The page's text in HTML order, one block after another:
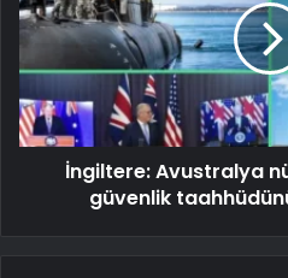
İngiltere: Avustralya
güvenlik